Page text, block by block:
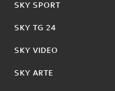
SKY SPORT
SKY TG 24
SKY VIDEO
SKY ARTE